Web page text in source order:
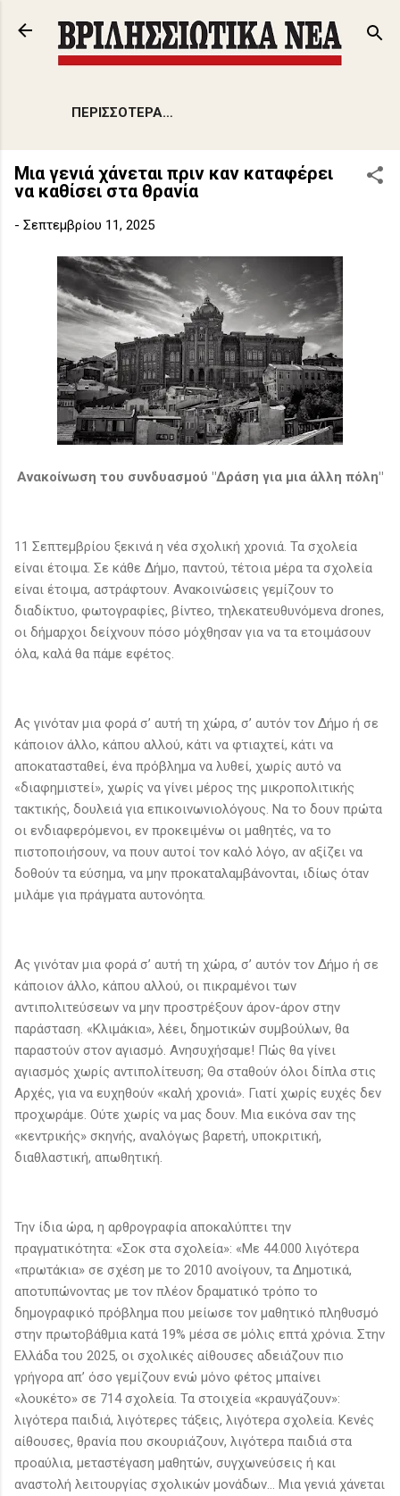
Μετάβαση στο κύριο περιεχόμενο
ΠΕΡΙΣΣΌΤΕΡΑ…
Μια γενιά χάνεται πριν καν καταφέρει
να καθίσει στα θρανία
- Σεπτεμβρίου 11, 2025
Ανακοίνωση του συνδυασμού "Δράση για μια άλλη πόλη"
11 Σεπτεμβρίου ξεκινά η νέα σχολική χρονιά. Τα σχολεία
είναι έτοιμα. Σε κάθε Δήμο, παντού, τέτοια μέρα τα σχολεία
είναι έτοιμα, αστράφτουν. Ανακοινώσεις γεμίζουν το
διαδίκτυο, φωτογραφίες, βίντεο, τηλεκατευθυνόμενα drones,
οι δήμαρχοι δείχνουν πόσο μόχθησαν για να τα ετοιμάσουν
όλα, καλά θα πάμε εφέτος.
Ας γινόταν μια φορά σ’ αυτή τη χώρα, σ’ αυτόν τον Δήμο ή σε
κάποιον άλλο, κάπου αλλού, κάτι να φτιαχτεί, κάτι να
αποκατασταθεί, ένα πρόβλημα να λυθεί, χωρίς αυτό να
«διαφημιστεί», χωρίς να γίνει μέρος της μικροπολιτικής
τακτικής, δουλειά για επικοινωνιολόγους. Να το δουν πρώτα
οι ενδιαφερόμενοι, εν προκειμένω οι μαθητές, να το
πιστοποιήσουν, να πουν αυτοί τον καλό λόγο, αν αξίζει να
δοθούν τα εύσημα, να μην προκαταλαμβάνονται, ιδίως όταν
μιλάμε για πράγματα αυτονόητα.
Ας γινόταν μια φορά σ’ αυτή τη χώρα, σ’ αυτόν τον Δήμο ή σε
κάποιον άλλο, κάπου αλλού, οι πικραμένοι των
αντιπολιτεύσεων να μην προστρέξουν άρον-άρον στην
παράσταση. «Κλιμάκια», λέει, δημοτικών συμβούλων, θα
παραστούν στον αγιασμό. Ανησυχήσαμε! Πώς θα γίνει
αγιασμός χωρίς αντιπολίτευση; Θα σταθούν όλοι δίπλα στις
Αρχές, για να ευχηθούν «καλή χρονιά». Γιατί χωρίς ευχές δεν
προχωράμε. Ούτε χωρίς να μας δουν. Μια εικόνα σαν της
«κεντρικής» σκηνής, αναλόγως βαρετή, υποκριτική,
διαθλαστική, απωθητική.
Την ίδια ώρα, η αρθρογραφία αποκαλύπτει την
πραγματικότητα: «Σοκ στα σχολεία»: «Με 44.000 λιγότερα
«πρωτάκια» σε σχέση με το 2010 ανοίγουν, τα Δημοτικά,
αποτυπώνοντας με τον πλέον δραματικό τρόπο το
δημογραφικό πρόβλημα που μείωσε τον μαθητικό πληθυσμό
στην πρωτοβάθμια κατά 19% μέσα σε μόλις επτά χρόνια. Στην
Ελλάδα του 2025, οι σχολικές αίθουσες αδειάζουν πιο
γρήγορα απ’ όσο γεμίζουν ενώ μόνο φέτος μπαίνει
«λουκέτο» σε 714 σχολεία. Τα στοιχεία «κραυγάζουν»:
λιγότερα παιδιά, λιγότερες τάξεις, λιγότερα σχολεία. Κενές
αίθουσες, θρανία που σκουριάζουν, λιγότερα παιδιά στα
προαύλια, μεταστέγαση μαθητών, συγχωνεύσεις ή και
αναστολή λειτουργίας σχολικών μονάδων... Μια γενιά χάνεται